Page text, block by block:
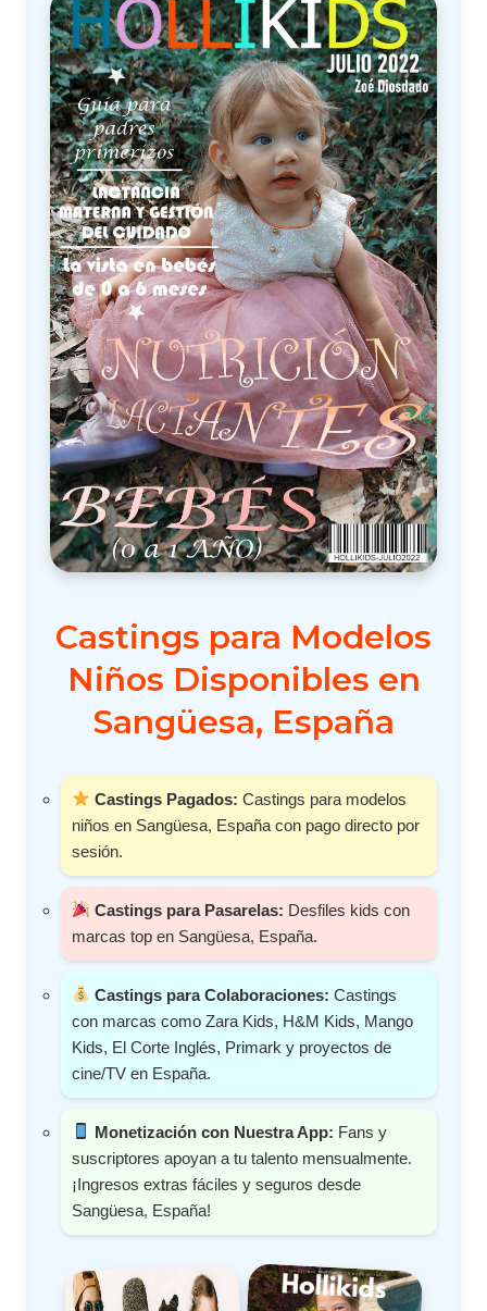
Castings para Modelos
Niños Disponibles en
Sangüesa, España
Castings Pagados: Castings para modelos
niños en Sangüesa, España con pago directo por
sesión.
Castings para Pasarelas: Desfiles kids con
marcas top en Sangüesa, España.
Castings para Colaboraciones: Castings
con marcas como Zara Kids, H&M Kids, Mango
Kids, El Corte Inglés, Primark y proyectos de
cine/TV en España.
Monetización con Nuestra App: Fans y
suscriptores apoyan a tu talento mensualmente.
¡Ingresos extras fáciles y seguros desde
Sangüesa, España!